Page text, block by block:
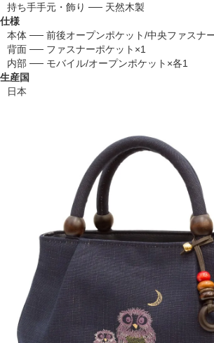
持ち手手元・飾り ── 天然木製
仕様
本体 ── 前後オープンポケット/中央ファスナ
背面 ── ファスナーポケット×1
内部 ── モバイル/オープンポケット×各1
生産国
日本